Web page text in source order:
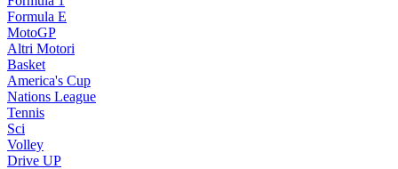
Formula E
MotoGP
Altri Motori
Basket
America's Cup
Nations League
Tennis
Sci
Volley
Drive UP